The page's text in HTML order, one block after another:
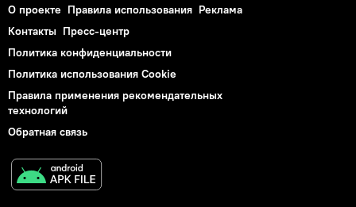
О проекте Правила использования Реклама
Контакты Пресс-центр
Политика конфиденциальности
Политика использования Cookie
Правила применения рекомендательных
технологий
Обратная связь